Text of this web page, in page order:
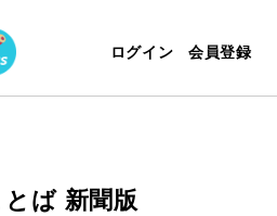
ログイン 会員登録
ば 新聞版